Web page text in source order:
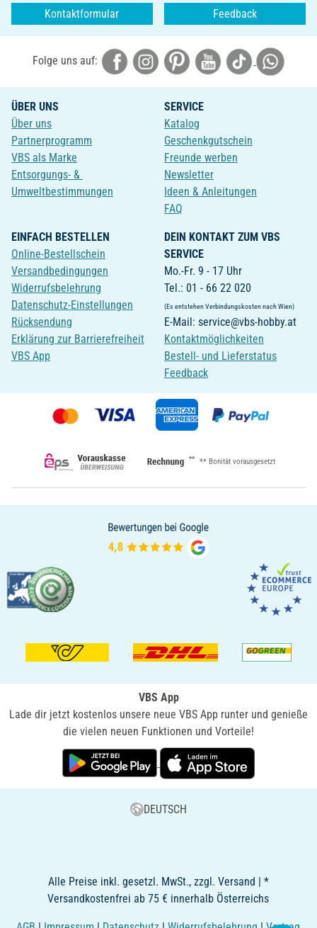
Kontaktformular Feedback
Folge uns auf:
ÜBER UNS
Über uns
Partnerprogramm
VBS als Marke
Entsorgungs- &
Umweltbestimmungen
SERVICE
Katalog
Geschenkgutschein
Freunde werben
Newsletter
Ideen & Anleitungen
FAQ
EINFACH BESTELLEN
Online-Bestellschein
Versandbedingungen
Widerrufsbelehrung
Datenschutz-Einstellungen
Rücksendung
Erklärung zur Barrierefreiheit
VBS App
DEIN KONTAKT ZUM VBS
SERVICE
Mo.-Fr. 9 - 17 Uhr
Tel.: 01 - 66 22 020
(Es entstehen Verbindungskosten nach Wien)
E-Mail: service@vbs-hobby.at
Kontaktmöglichkeiten
Bestell- und Lieferstatus
Feedback
** ** Bonität vorausgesetzt
VBS App
Lade dir jetzt kostenlos unsere neue VBS App runter und genieße
die vielen neuen Funktionen und Vorteile!
DEUTSCH
Alle Preise inkl. gesetzl. MwSt., zzgl. Versand | *
Versandkostenfrei ab 75 € innerhalb Österreichs